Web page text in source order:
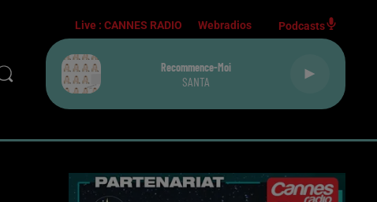
Live :CANNES RADIO Webradios Podcasts
Recommence-Moi
SANTA